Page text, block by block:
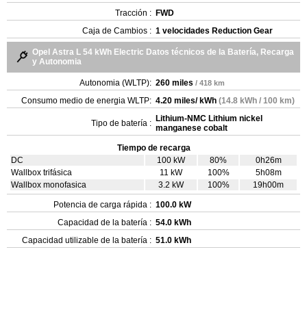
Tracción : FWD
Caja de Cambios : 1 velocidades Reduction Gear
Opel Astra L 54 kWh Electric Datos técnicos de la Batería, Recarga
y Autonomia
Autonomia (WLTP): 260 miles / 418 km
Consumo medio de energia WLTP: 4.20 miles/ kWh (14.8 kWh / 100 km)
Tipo de batería : Lithium-NMC Lithium nickel
manganese cobalt
Tiempo de recarga
DC
100 kW 80%
0h26m
Wallbox trifásica
11 kW 100%
5h08m
Wallbox monofasica
3.2 kW 100% 19h00m
Potencia de carga rápida : 100.0 kW
Capacidad de la batería : 54.0 kWh
Capacidad utilizable de la batería : 51.0 kWh